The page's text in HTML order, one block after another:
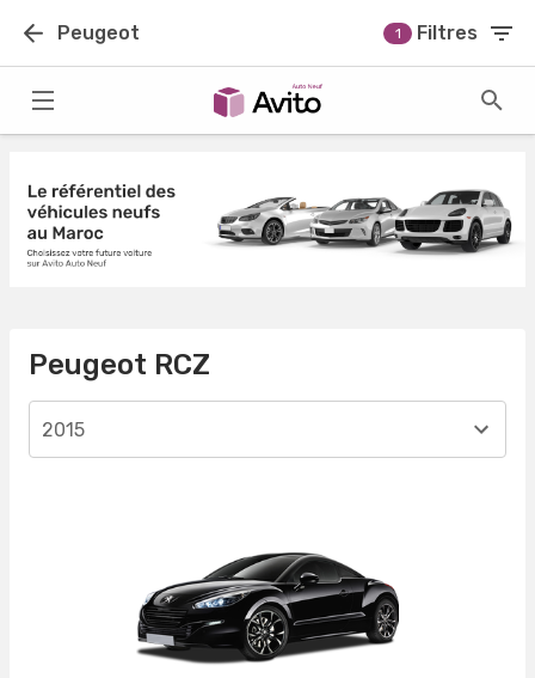
Peugeot 1 Filtres
Peugeot RCZ
2015